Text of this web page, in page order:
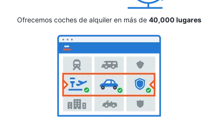
Ofrecemos coches de alquiler en más de 40,000 lugares